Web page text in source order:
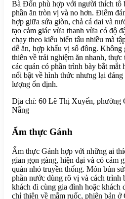
Bà Đốn phù hợp với người thích tô
phần ăn tròn vị và no hơn. Điểm
hợp giữa sứa giòn, chả cá dai và
tạo cảm giác vừa thanh vừa có độ
chạy theo kiểu biến tấu nhiều mà
dễ ăn, hợp khẩu vị số đông. Không
thiên về trải nghiệm ăn nhanh,
các quán có phần trình bày bắt
nổi bật về hình thức nhưng lại
lượng ổn định.
Địa chỉ: 60 Lê Thị Xuyến, phường
Nẵng
Ẩm thực Gánh
Ẩm thực Gánh hợp với những ai
gian gọn gàng, hiện đại và có cảm
quán nhỏ truyền thống. Món bún
phần nước dùng rõ vị và cách trình
khách đi cùng gia đình hoặc khách
chỉ thiên về mắm ruốc, phiên bản ở